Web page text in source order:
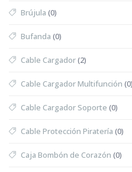
Brújula (0)
Bufanda (0)
Cable Cargador(2)
Cable Cargador Multifunción (0)
Cable Cargador Soporte (0)
Cable Protección Piratería (0)
Caja Bombón de Corazón (0)